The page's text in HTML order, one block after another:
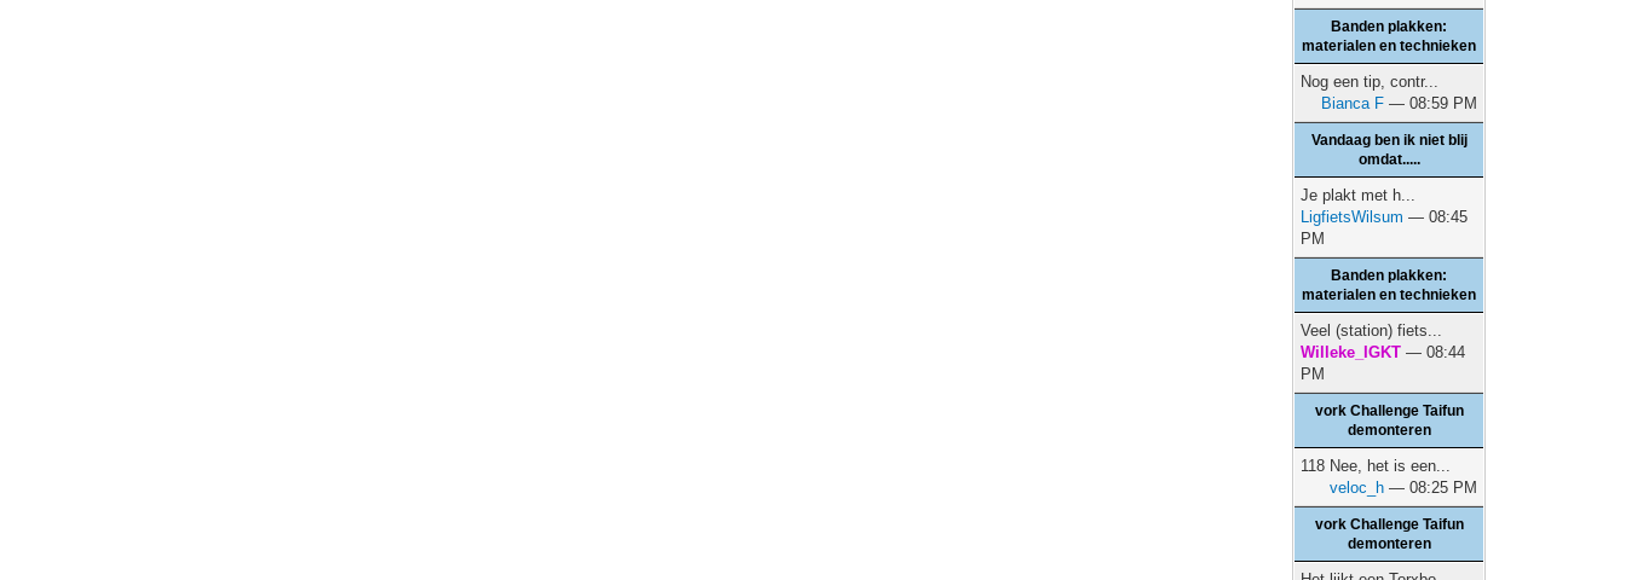
Banden plakken:
materialen en technieken
Nog een tip, contr...
Bianca F — 08:59 PM
Vandaag ben ik niet blij
omdat.....
Je plakt met h...
LigfietsWilsum — 08:45
PM
Banden plakken:
materialen en technieken
Veel (station) fiets...
Willeke_IGKT — 08:44
PM
vork Challenge Taifun
demonteren
118 Nee, het is een...
veloc_h — 08:25 PM
vork Challenge Taifun
demonteren